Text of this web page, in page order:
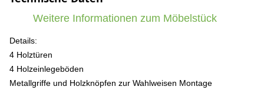
Weitere Informationen zum Möbelstück
Details:
4 Holztüren
4 Holzeinlegeböden
Metallgriffe und Holzknöpfen zur Wahlweisen Montage